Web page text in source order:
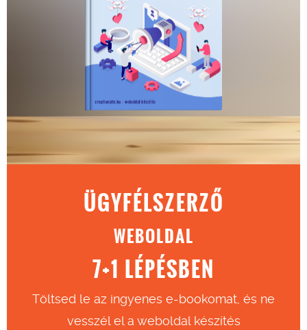
ÜGYFÉLSZERZŐ
WEBOLDAL
7+1 LÉPÉSBEN
Töltsed le az ingyenes e-bookomat, és ne
vesszél el a weboldal készítés